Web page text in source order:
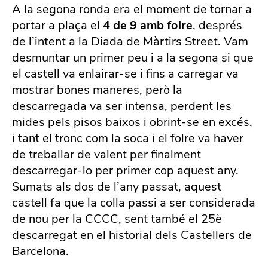
A la segona ronda era el moment de tornar a
portar a plaça el 4 de 9 amb folre, després
de l’intent a la Diada de Màrtirs Street. Vam
desmuntar un primer peu i a la segona si que
el castell va enlairar-se i fins a carregar va
mostrar bones maneres, però la
descarregada va ser intensa, perdent les
mides pels pisos baixos i obrint-se en excés,
i tant el tronc com la soca i el folre va haver
de treballar de valent per finalment
descarregar-lo per primer cop aquest any.
Sumats als dos de l’any passat, aquest
castell fa que la colla passi a ser considerada
de nou per la CCCC, sent també el 25è
descarregat en el historial dels Castellers de
Barcelona.